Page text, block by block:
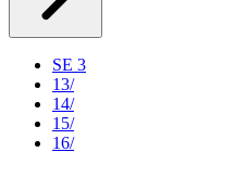
SE 3
13/
14/
15/
16/